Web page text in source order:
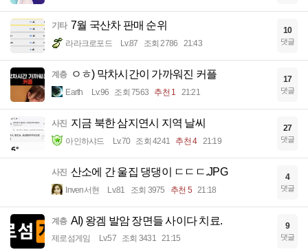
기타 7월 국산차 판매 순위
라라크로포드 Lv.87 조회 2786 21:43
10
댓글
계층 ㅇㅎ) 막차시간이 가까워진 커플
Earth Lv.96 조회 7563 추천 1 21:21
17
댓글
사진 지금 북한 삼지연시 지역 날씨
아인하샤드 Lv.70 조회 4241 추천 4 21:19
27
댓글
사진 산소에 간 울집 댕댕이 ㄷㄷㄷ.JPG
Inven서현 Lv.81 조회 3975 추천 5 21:18
4
댓글
계층 AI) 왕겜 발암 장면들 사이다 치료.
제로섬게임 Lv.57 조회 3431 21:15
9
댓글